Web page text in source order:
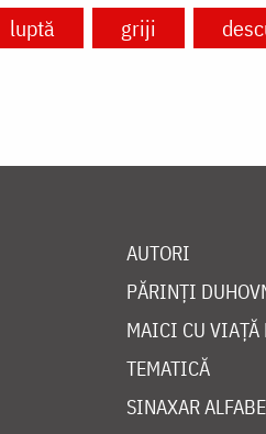
luptă griji
AUTORI
PĂRINȚI
MAICI CU VIAȚĂ
TEMATICĂ
SINAXAR